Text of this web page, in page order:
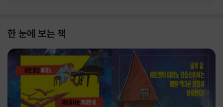
한 눈에 보는 책